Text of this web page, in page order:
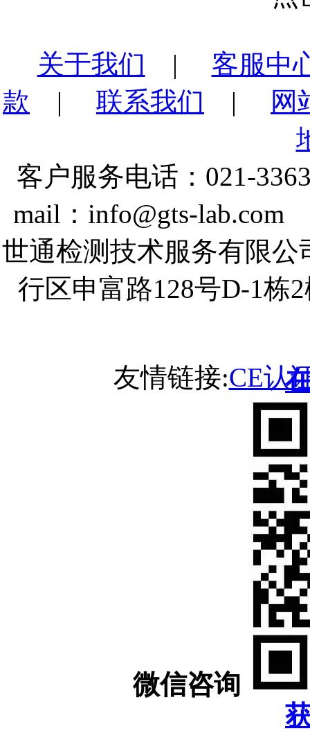
关于我们 | 客服中
款 | 联系我们 |
网
客户服务电话：021-
mail：info@gts-
世通检测技术服务有限
行区申富路128号D-1
友情链接:CE认
微信咨询